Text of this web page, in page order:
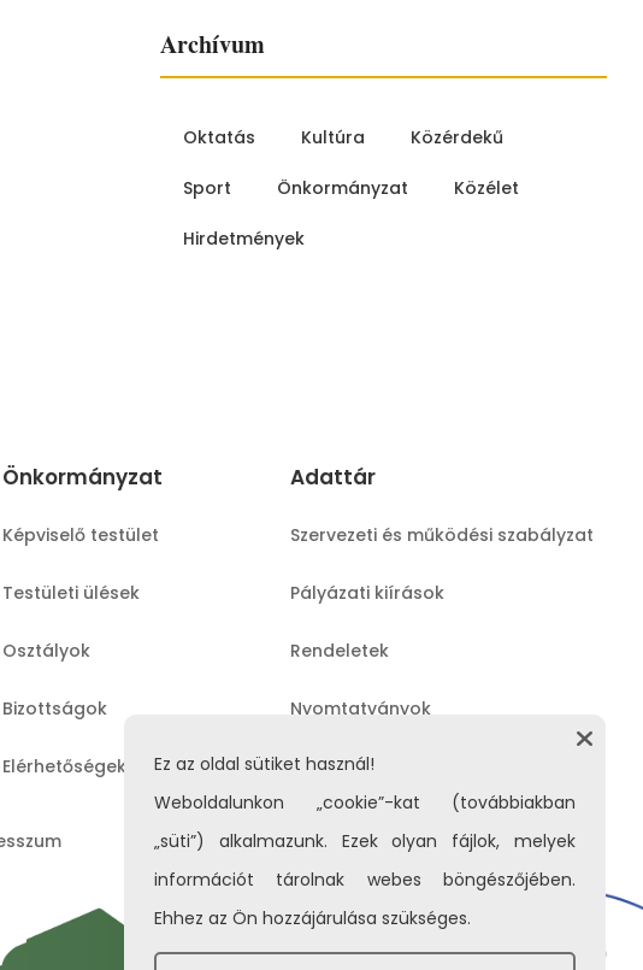
Archívum
Oktatás Kultúra Közérdekű
Sport Önkormányzat Közélet
Hirdetmények
Ez az oldal sütiket használ!
Weboldalunkon „cookie”-kat (továbbiakban
„süti”) alkalmazunk. Ezek olyan fájlok, melyek
információt tárolnak webes böngészőjében.
Ehhez az Ön hozzájárulása szükséges.
Önkormányzat
Képviselő testület
Testületi ülések
Osztályok
Bizottságok
Elérhetőségek
Adattár
Szervezeti és működési szabályzat
Pályázati kiírások
Rendeletek
Nyomtatványok
Közérdekű adatok